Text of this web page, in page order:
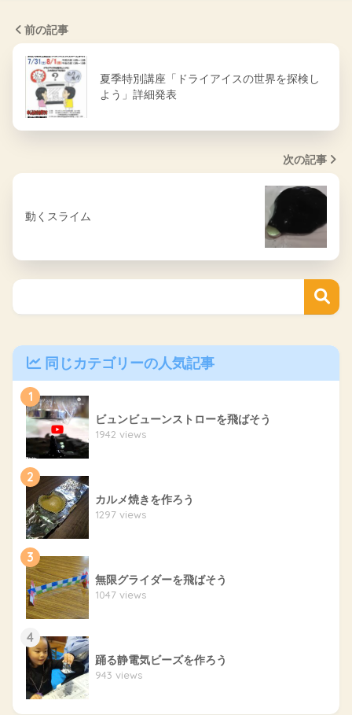
前の記事
夏季特別講座「ドライアイスの世界を探検し
よう」詳細発表
次の記事
動くスライム
同じカテゴリーの人気記事
1
ビュンビューンストローを飛ばそう
1942 views
2
カルメ焼きを作ろう
1297 views
3
無限グライダーを飛ばそう
1047 views
4
踊る静電気ビーズを作ろう
943 views